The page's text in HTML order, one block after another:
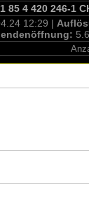
85 4 420 246-1
12:29 |